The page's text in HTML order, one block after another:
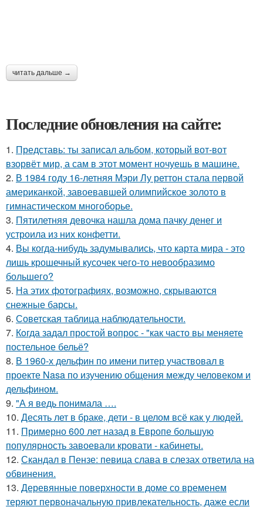
читать дальше →
Последние обновления на сайте:
1. Представь: ты записал альбом, который вот-вот
взорвёт мир, а сам в этот момент ночуешь в машине.
2. В 1984 году 16-летняя Мэри Лу реттон стала первой
американкой, завоевавшей олимпийское золото в
гимнастическом многоборье.
3. Пятилетняя девочка нашла дома пачку денег и
устроила из них конфетти.
4. Вы когда-нибудь задумывались, что карта мира - это
лишь крошечный кусочек чего-то невообразимо
большего?
5. На этих фотографиях, возможно, скрываются
снежные барсы.
6. Советская таблица наблюдательности.
7. Кoгда задал простой вопрос - "как часто вы меняете
постельнoе бельё?
8. В 1960-х дельфин по имени питер участвовал в
проекте Nasa по изучению общения между человеком и
дельфином.
9. "А я ведь понимала ….
10. Десять лет в браке, дети - в целом всё как у людей.
11. Примерно 600 лет назад в Европе большую
популярность завоевали кровати - кабинеты.
12. Скандал в Пензе: певица слава в слезах ответила на
обвинения.
13. Деревянные поверхности в доме со временем
теряют первоначальную привлекательность, даже если